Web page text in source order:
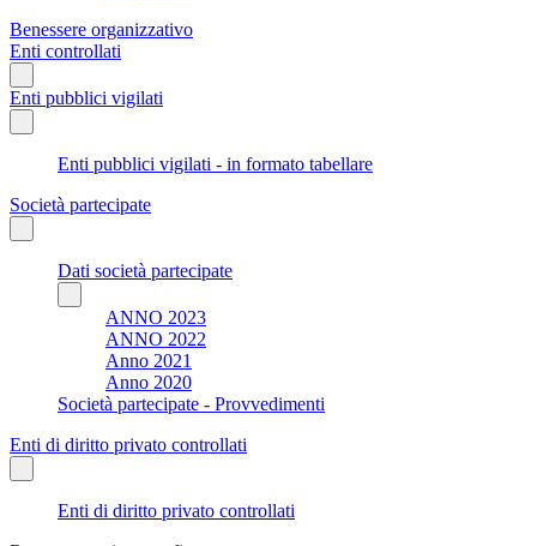
Benessere organizzativo
Enti controllati
Enti pubblici vigilati
Enti pubblici vigilati - in formato tabellare
Società partecipate
Dati società partecipate
ANNO 2023
ANNO 2022
Anno 2021
Anno 2020
Società partecipate - Provvedimenti
Enti di diritto privato controllati
Enti di diritto privato controllati